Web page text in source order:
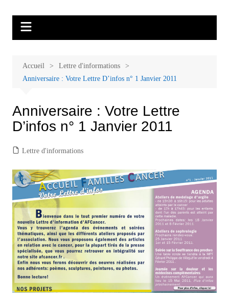
contenu
Malades et proches, Vivre avec et
après le cancer
thérapeutique, sophrologie, sport adapté, art thérapie, musico thérapie…
Accueil
Lettre d'informations
Anniversaire : Votre Lettre D’infos n° 1 Janvier 2011
Anniversaire : Votre Lettre
D’infos n° 1 Janvier 2011
Lettre d'informations